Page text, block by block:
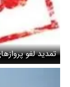
تمدید لغو
ساعت ۱۴ فردا